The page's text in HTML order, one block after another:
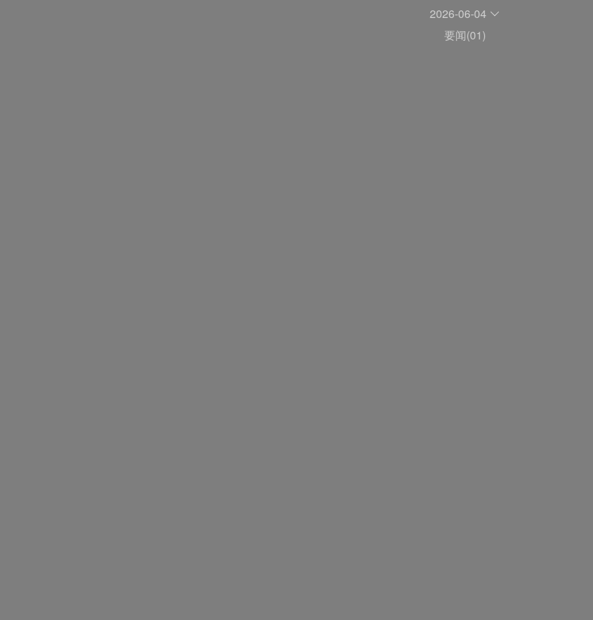
2026-06-04
要闻(01)